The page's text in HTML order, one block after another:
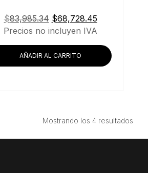
$83,985.34 El
precio
era:
$83,985.34.
$68,728.45El
precio
$68,728.45.
Precios no incluyen IVA
AÑADIR AL CARRITO
Mostrando los 4 resultados